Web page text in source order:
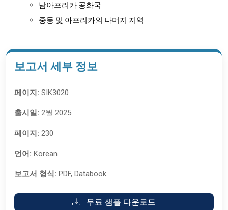
남아프리카 공화국
중동 및 아프리카의 나머지 지역
보고서 세부 정보
페이지: SIK3020
출시일: 2월 2025
페이지: 230
언어: Korean
보고서 형식: PDF, Databook
무료 샘플 다운로드